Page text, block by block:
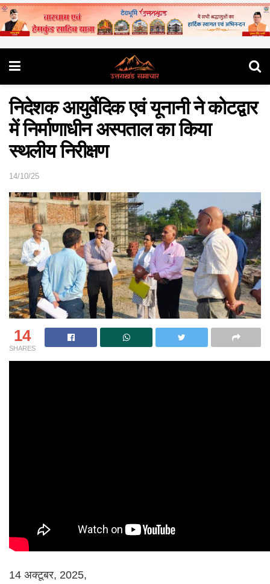
निदेशक आयुर्वेदिक एवं यूनानी ने कोटद्वार
में निर्माणाधीन अस्पताल का किया
स्थलीय निरीक्षण
14/10/25
14
SHARES
14 अक्टूबर, 2025,